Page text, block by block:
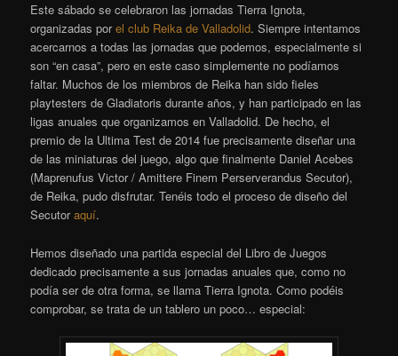
Este sábado se celebraron las jornadas Tierra Ignota,
organizadas porel club Reika de Valladolid. Siempre intentamos
acercarnos a todas las jornadas que podemos, especialmente si
son “en casa”, pero en este caso simplemente no podíamos
faltar. Muchos de los miembros de Reika han sido fieles
playtesters de Gladiatoris durante años, y han participado en las
ligas anuales que organizamos en Valladolid. De hecho, el
premio de la Ultima Test de 2014 fue precisamente diseñar una
de las miniaturas del juego, algo que finalmente Daniel Acebes
(Maprenufus Victor / Amittere Finem Perserverandus Secutor),
de Reika, pudo disfrutar. Tenéis todo el proceso de diseño del
Secutoraquí.
Hemos diseñado una partida especial del Libro de Juegos
dedicado precisamente a sus jornadas anuales que, como no
podía ser de otra forma, se llama Tierra Ignota. Como podéis
comprobar, se trata de un tablero un poco… especial: